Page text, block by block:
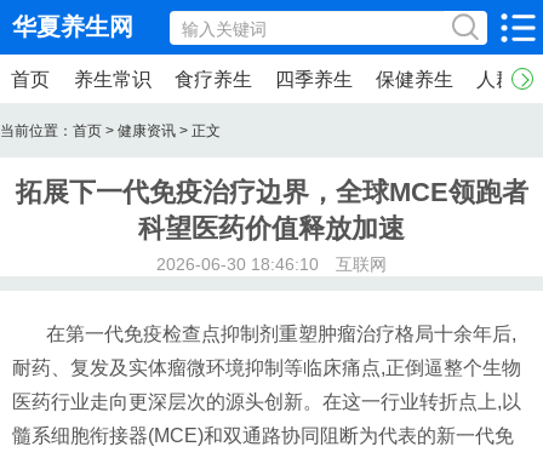
华夏养生网
首页 养生常识 食疗养生 四季养生 保健养生 人群养
当前位置： 首页 > 健康资讯 > 正文
拓展下一代免疫治疗边界，全球MCE领跑者
科望医药价值释放加速
2026-06-30 18:46:10 互联网
在第一代免疫检查点抑制剂重塑肿瘤治疗格局十余年后,
耐药、复发及实体瘤微环境抑制等临床痛点,正倒逼整个生物
医药行业走向更深层次的源头创新。在这一行业转折点上,以
髓系细胞衔接器(MCE)和双通路协同阻断为代表的新一代免